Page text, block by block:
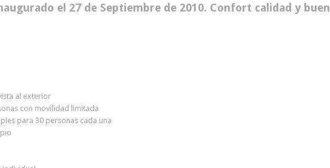
el 27 de Septiembre de 2010. Confort calidad y buen
al exterior
con movilidad limitada
para 30 personas cada una